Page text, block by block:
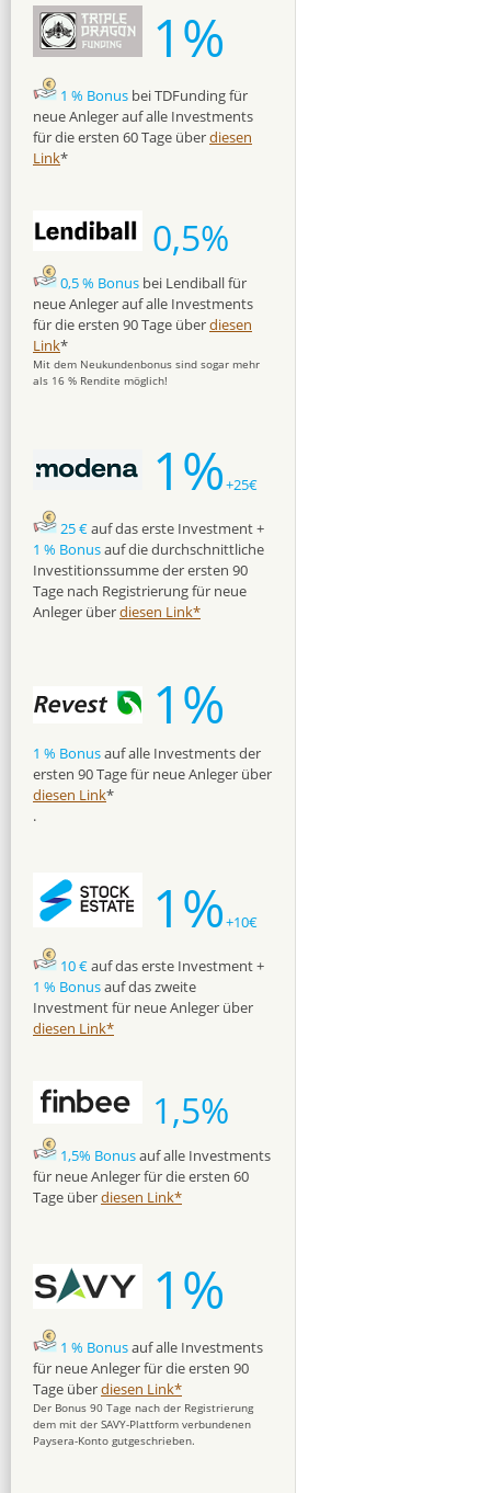
1%
1 % Bonus bei TDFunding für
neue Anleger auf alle Investments
für die ersten 60 Tage überdiesen
Link*
0,5%
0,5 % Bonus bei Lendiball für
neue Anleger auf alle Investments
für die ersten 90 Tage überdiesen
Link*
Mit dem Neukundenbonus sind sogar mehr
als 16 % Rendite möglich!
1%+25€
25 €auf das erste Investment +
1 % Bonusauf die durchschnittliche
Investitionssumme der ersten 90
Tage nach Registrierung für neue
Anleger überdiesen Link*
1%
1 % Bonusauf alle Investments der
ersten 90 Tage für neue Anleger über
diesen Link*
.
1%+10€
10 €auf das erste Investment +
1 % Bonusauf das zweite
Investment für neue Anleger über
diesen Link*
1,5%
1,5% Bonusauf alle Investments
für neue Anleger für die ersten 60
Tage überdiesen Link*
1%
1 % Bonusauf alle Investments
für neue Anleger für die ersten 90
Tage überdiesen Link*
Der Bonus 90 Tage nach der Registrierung
dem mit der SAVY-Plattform verbundenen
Paysera-Konto gutgeschrieben.